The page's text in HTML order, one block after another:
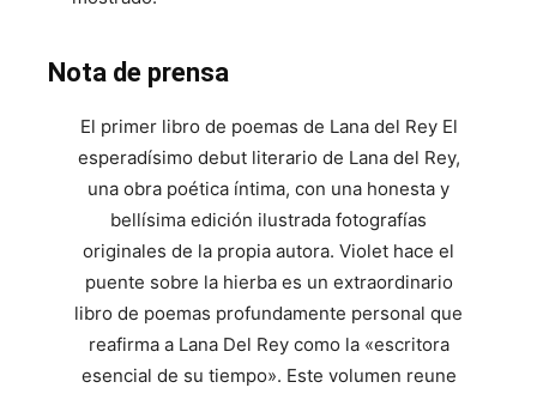
Nota de prensa
El primer libro de poemas de Lana del Rey El
esperadísimo debut literario de Lana del Rey,
una obra poética íntima, con una honesta y
bellísima edición ilustrada fotografías
originales de la propia autora. Violet hace el
puente sobre la hierba es un extraordinario
libro de poemas profundamente personal que
reafirma a Lana Del Rey como la «escritora
esencial de su tiempo». Este volumen reune